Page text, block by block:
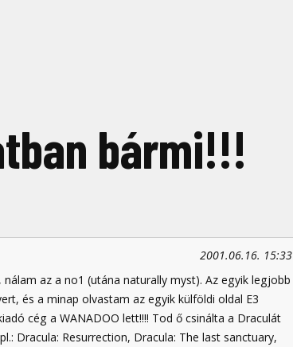
bármi!!!
2001.06.16. 15:33
az a no1 (utána naturally myst). Az egyik legjobb
és a minap olvastam az egyik külföldi oldal E3
cég a WANADOO lett!!!! Tod ő csinálta a Draculát
Dracula: Resurrection, Dracula: The last sanctuary,